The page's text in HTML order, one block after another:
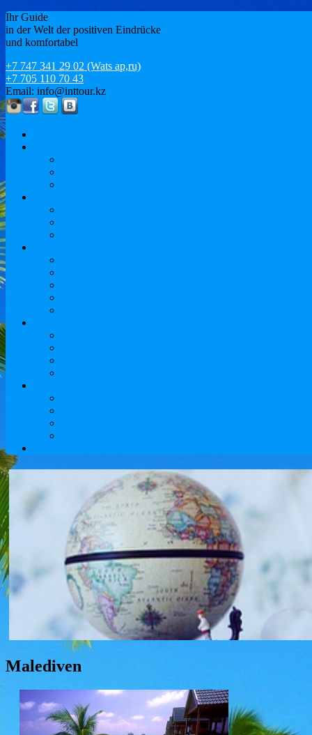
Ihr Guide
in der Welt der positiven Eindrücke
und komfortabel
+7 747 341 29 02 (Wats ap,ru)
+7 705 110 70 43
Email: info@inttour.kz
Malediven